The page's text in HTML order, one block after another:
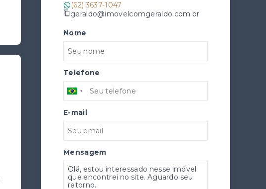
(62) 3637-1047
geraldo@imovelcomgeraldo.com.br
Nome
Telefone
E-mail
Mensagem